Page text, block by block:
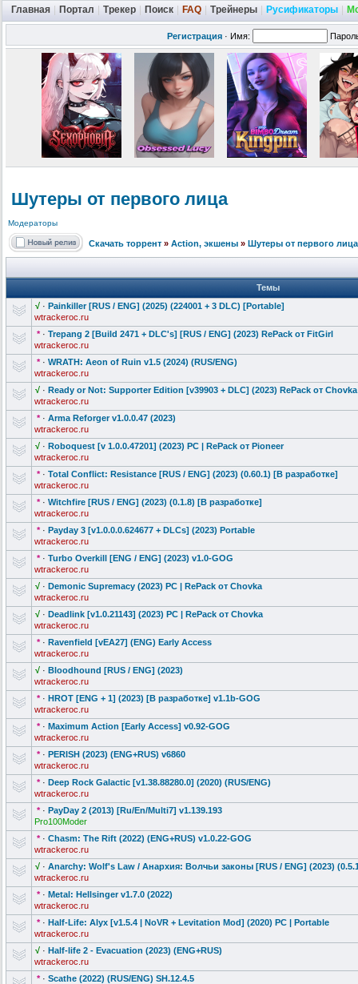
Главная Портал Трекер Поиск FAQ Трейнеры Русификаторы
Регистрация · Имя:
Шутеры от первого лица
Модераторы
Скачать торрент » Action, экшены » Шутеры от первого лица
Темы
√ · Painkiller [RUS / ENG] (2025) (224001 + 3 DLC) [Portable]
wtrackeroc.ru
* · Trepang 2 [Build 2471 + DLC's] [RUS / ENG] (2023) RePack от FitGirl
wtrackeroc.ru
* · WRATH: Aeon of Ruin v1.5 (2024) (RUS/ENG)
wtrackeroc.ru
√ · Ready or Not: Supporter Edition [v39903 + DLC] (2023) RePack от Chovka
wtrackeroc.ru
* · Arma Reforger v1.0.0.47 (2023)
wtrackeroc.ru
√ · Roboquest [v 1.0.0.47201] (2023) PC | RePack от Pioneer
wtrackeroc.ru
* · Total Conflict: Resistance [RUS / ENG] (2023) (0.60.1) [В разработке]
wtrackeroc.ru
* · Witchfire [RUS / ENG] (2023) (0.1.8) [В разработке]
wtrackeroc.ru
* · Payday 3 [v1.0.0.0.624677 + DLCs] (2023) Portable
wtrackeroc.ru
* · Turbo Overkill [ENG / ENG] (2023) v1.0-GOG
wtrackeroc.ru
√ · Demonic Supremacy (2023) PC | RePack от Chovka
wtrackeroc.ru
√ · Deadlink [v1.0.21143] (2023) PC | RePack от Chovka
wtrackeroc.ru
* · Ravenfield [vEA27] (ENG) Early Access
wtrackeroc.ru
√ · Bloodhound [RUS / ENG] (2023)
wtrackeroc.ru
* · HROT [ENG + 1] (2023) [В разработке] v1.1b-GOG
wtrackeroc.ru
* · Maximum Action [Early Access] v0.92-GOG
wtrackeroc.ru
* · PERISH (2023) (ENG+RUS) v6860
wtrackeroc.ru
* · Deep Rock Galactic [v1.38.88280.0] (2020) (RUS/ENG)
wtrackeroc.ru
* · PayDay 2 (2013) [Ru/En/Multi7] v1.139.193
Pro100Moder
* · Chasm: The Rift (2022) (ENG+RUS) v1.0.22-GOG
wtrackeroc.ru
√ · Anarchy: Wolf's Law / Анархия: Волчьи законы [RUS / ENG] (2023)
wtrackeroc.ru
* · Metal: Hellsinger v1.7.0 (2022)
wtrackeroc.ru
* · Half-Life: Alyx [v1.5.4 | NoVR + Levitation Mod] (2020) PC | Portable
wtrackeroc.ru
√ · Half-life 2 - Evacuation (2023) (ENG+RUS)
wtrackeroc.ru
* · Scathe (2022) (RUS/ENG) SH.12.4.5